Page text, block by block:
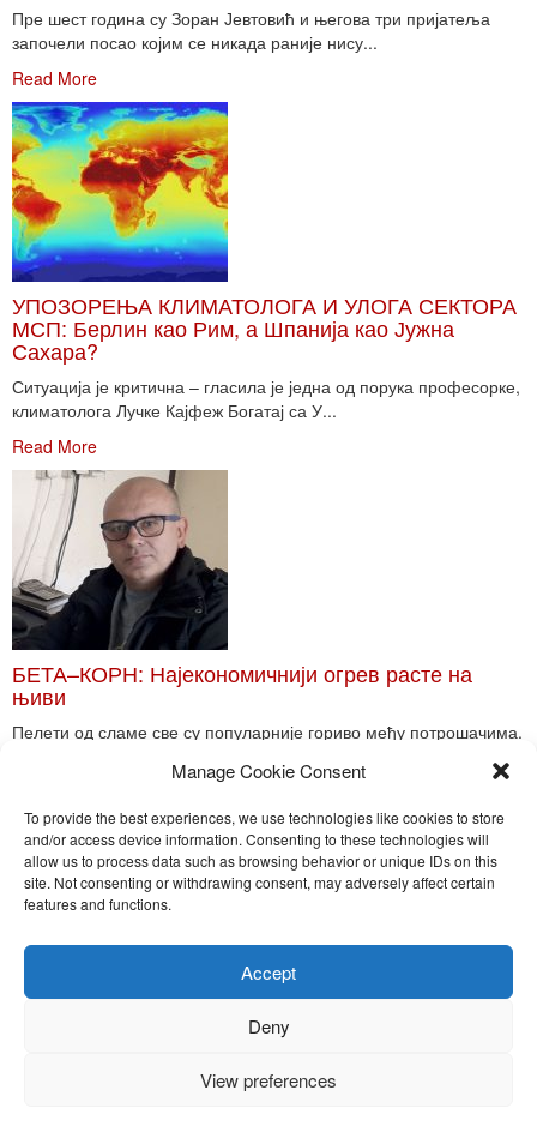
Manage Cookie Consent
To provide the best experiences, we use technologies like cookies to store
and/or access device information. Consenting to these technologies will
allow us to process data such as browsing behavior or unique IDs on this
site. Not consenting or withdrawing consent, may adversely affect certain
features and functions.
Accept
Deny
View preferences
Пре шест година су Зоран Јевтовић и његова три пријатеља
започели посао којим се никада раније нису...
Read More
УПОЗОРЕЊА КЛИМАТОЛОГА И УЛОГА СЕКТОРА
МСП: Берлин као Рим, а Шпанија као Јужна
Сахара?
Ситуација је критична – гласила је једна од порука професорке,
климатолога Лучке Кајфеж Богатај са У...
Read More
БЕТА–КОРН: Најекономичнији огрев расте на
њиви
Пелети од сламе све су популарније гориво међу потрошачима.
Toggle
Nira Press d.o.o.
Sadržaj ovog sajta je zakonom zaštićena intelektualna svojina
kopiranje, objavljivanje celine ili delova bilo kog proizvoda NiraPress